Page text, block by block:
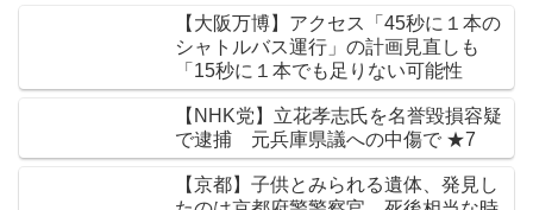
【大阪万博】アクセス「45秒に１本の
シャトルバス運行」の計画見直しも
「15秒に１本でも足りない可能性
【NHK党】立花孝志氏を名誉毀損容疑
で逮捕 元兵庫県議への中傷で ★7
【京都】子供とみられる遺体、発見し